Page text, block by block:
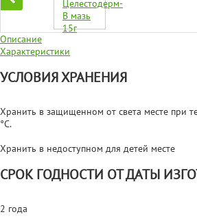
Описание
Характеристики
УСЛОВИЯ ХРАНЕНИЯ
Хранить в защищенном от света месте при
°С.
Хранить в недоступном для детей месте
СРОК ГОДНОСТИ ОТ ДАТЫ
2 года